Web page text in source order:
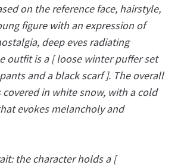
on the reference face, hairstyle,
figure with an expression of
deep eves radiating
outfit is a [ loose winter puffer set
and a black scarf ]. The overall
in white snow, with a cold
evokes melancholy and
the character holds a [